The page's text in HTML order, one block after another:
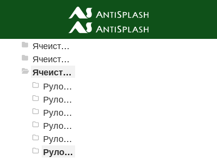
Ячеистые грязезащитные покрытия
Ячеистые грязезащитные покрытия «Домино»
Ячеистое модульное покрытие «Прима» (Антикаблук)
Ячеистые грязезащитные покрытия «Змейка» (Zig-Zag)
Рулонное покрытие «Змейка» 0,9 х 15 м (h = 4 мм)
Рулонное покрытие «Змейка» 1,2 х 15 м (h = 4 мм)
Рулонное покрытие «Змейка» 0,9 х 10 м (h = 5 мм)
Рулонное покрытие «Змейка» 0,9 х 15 м (h = 5мм)
Рулонное покрытие «Змейка» 1,2 х 15 м (h = 5 мм)
Рулонное покрытие «Змейка» 0,9 х 10 м (h = 8 мм)